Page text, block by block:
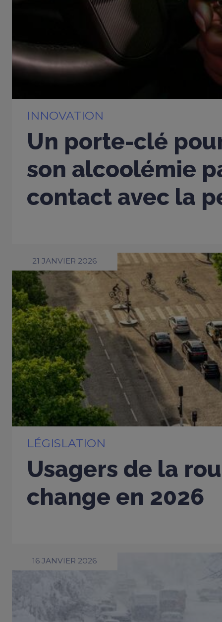
INNOVATION
Un porte-clé
son alcoolémie
contact avec la
21 JANVIER 2026
LÉGISLATION
Usagers de la
change en 2026
16 JANVIER 2026